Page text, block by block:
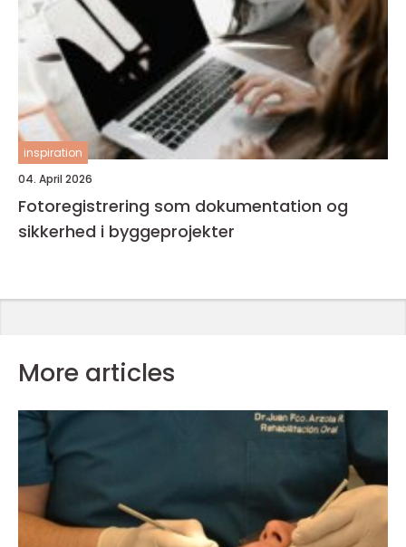
inspiration
04. April 2026
Fotoregistrering som dokumentation og
sikkerhed i byggeprojekter
More articles